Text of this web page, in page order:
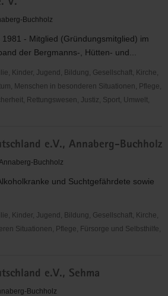
V.
Buchholz
- Mitglied (Gründungsmitglied) im
der Bergmanns-, Hütten- und...
Kinder, Jugend, Bildung, Gesellschaft, Kirche,
Menschen in besonderen Situationen, Pflege,
Rettungswesen, Justiz, Sport, Umwelt,
e.V., Annaberg-Buchholz
Buchholz
und Suchtgefährdete sowie
Kinder, Jugend, Bildung, Gesellschaft, Kirche,
Situationen, Pflege, Fürsorge und Selbsthilfe,
e.V., Sehma
Buchholz